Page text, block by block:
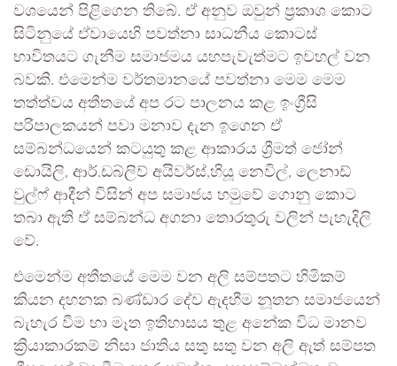
වශයෙන් පිළිගෙන තිබේ. ඒ අනුව ඔවුන් ප්‍රකාශ කොට
සිටිනුයේ ඒවායෙහි පවත්නා සාධනීය කොටස්
භාවිතයට ගැනීම සමාජමය යහපැවැත්මට ඉවහල් වන
බවකි. එමෙන්ම වර්තමානයේ පවත්නා මෙම මෙම
තත්ත්වය අතීතයේ අප රට පාලනය කළ ඉංග්‍රීසි
පරිපාලකයන් පවා මනාව දැන ඉගෙන ඒ
සම්බන්ධයෙන් කටයුතු කළ ආකාරය ශ්‍රීමත් ජෝන්
ඩොයිලි, ආර්.ඩබ්ලිව් අයිවර්ස්,හියූ නෙවිල්, ලෙනාඩ්
වුල්ෆ් ආදීන් විසින් අප සමාජය හමුවේ ගොනු කොට
තබා ඇති ඒ සම්බන්ධ අගනා තොරතුරු වලින් පැහැදිලි
වේ.
එමෙන්ම අතීතයේ මෙම වන අලි සම්පතට හිමිකම්
කියන දහනක බණ්ඩාර දේව ඇදහීම නූතන සමාජයෙන්
බැහැර වීම හා මෑත ඉතිහාසය තුළ අනේක විධ මානව
ක්‍රියාකාරකම් නිසා ජාතිය සතු සතු වන අලි ඇත් සම්පත